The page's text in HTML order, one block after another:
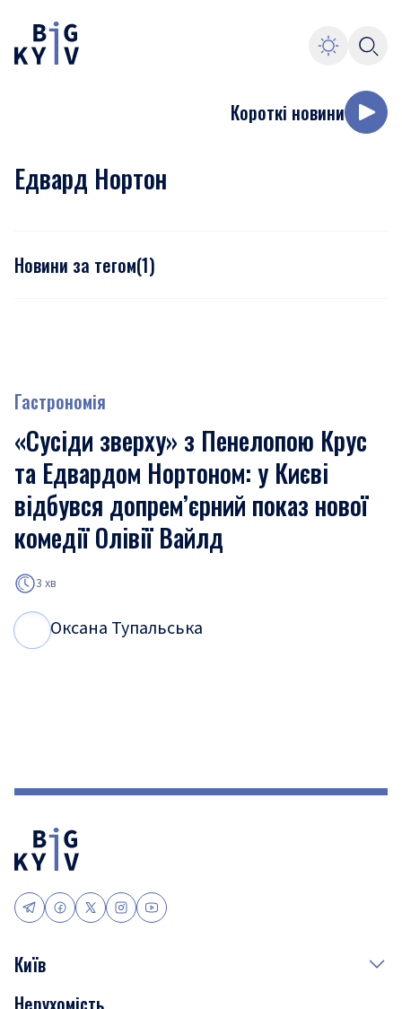
Короткі новини
Едвард Нортон
Новини за тегом(1)
Гастрономія
«Сусіди зверху» з Пенелопою Крус
та Едвардом Нортоном: у Києві
відбувся допрем’єрний показ нової
комедії Олівії Вайлд
3 хв
Оксана Тупальська
Київ
Нерухомість